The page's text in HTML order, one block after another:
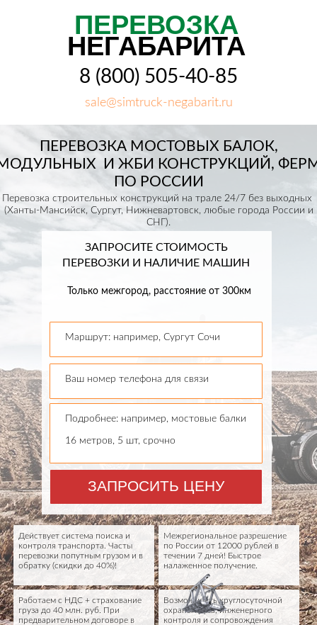
ПЕРЕВОЗКА
НЕГАБАРИТА
8 (800) 505-40-85
sale@simtruck-negabarit.ru
ПЕРЕВОЗКА МОСТОВЫХ БАЛОК,
И ЖБИ КОНСТРУКЦИЙ,
ПО РОССИИ
Перевозка строительных конструкций на трале 24/7 без выходных
(Ханты-Мансийск, Сургут, Нижневартовск, любые города России и
СНГ).
ЗАПРОСИТЕ СТОИМОСТЬ
ПЕРЕВОЗКИ И НАЛИЧИЕ МАШИН
Только межгород, расстояние от 300км
ЗАПРОСИТЬ ЦЕНУ
Маршрут: например, Сургут Сочи
Ваш номер телефона для связи
Подробнее: например, мостовые балки
16 метров, 5 шт, срочно
Действует система поиска и
контроля транспорта. Часты
перевозки попутным грузом и в
обратку (скидки до 40%)!
Работаем с НДС + страхование
груза до 40 млн. руб. При
предварительном договоре в
Межрегиональное разрешение
по России от 12000 рублей в
течении 7 дней! Быстрое
налаженное получение.
Возможность круглосуточной
охраны груза, инженерного
контроля и сопровождения